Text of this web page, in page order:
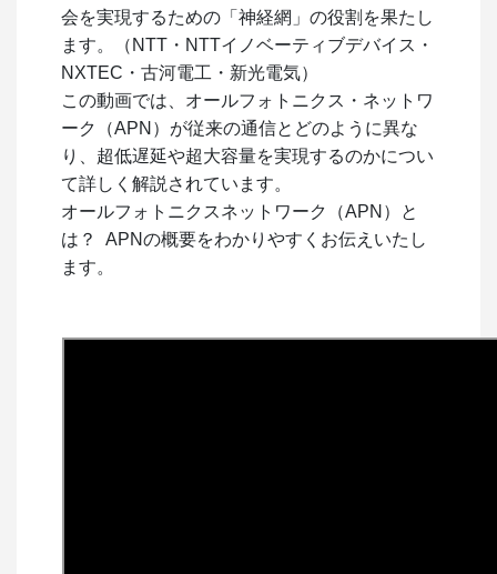
会を実現するための「神経網」の役割を果たし
ます。（NTT・NTTイノベーティブデバイス・
NXTEC・古河電工・新光電気）
この動画では、オールフォトニクス・ネットワ
ーク（APN）が従来の通信とどのように異な
り、超低遅延や超大容量を実現するのかについ
て詳しく解説されています。
オールフォトニクスネットワーク（APN）と
は？ APNの概要をわかりやすくお伝えいたし
ます。